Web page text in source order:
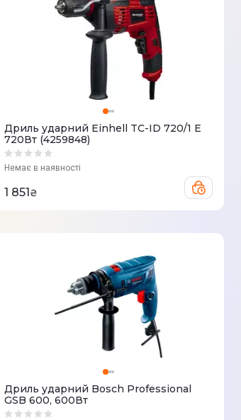
Дриль ударний Einhell TC-ID 720/1 E
720Вт (4259848)
Немає в наявності
1 851₴
Дриль ударний Bosch Professional
GSB 600, 600Вт